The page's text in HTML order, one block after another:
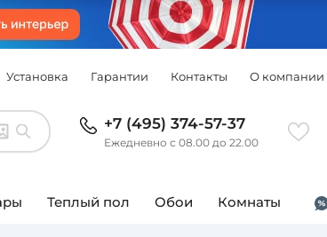
Установка Гарантии Контакты О компании
+7 (495) 374-57-37
Ежедневно с 08.00 до 22.00
Теплый пол Обои Комнаты